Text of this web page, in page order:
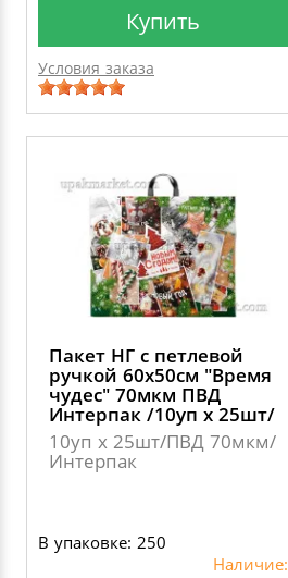
Купить
Условия заказа
Пакет НГ с петлевой
ручкой 60х50см "Время
чудес" 70мкм ПВД
Интерпак /10уп х 25шт/
10уп х 25шт/ПВД 70мкм/
Интерпак
В упаковке: 250
Наличие: